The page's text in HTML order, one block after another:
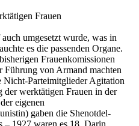
Frauen
umgesetzt wurde, was in
es die passenden Organe.
Frauenkomissionen
Führung von Armand machten
Parteimitglieder Agitation
der werktätigen Frauen in der
eigenen
gaben die Shenotdel-
– 1927 waren es 18. Darin